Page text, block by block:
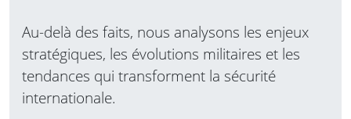
Au-delà des faits, nous analysons les enjeux
stratégiques, les évolutions militaires et les
tendances qui transforment la sécurité
internationale.